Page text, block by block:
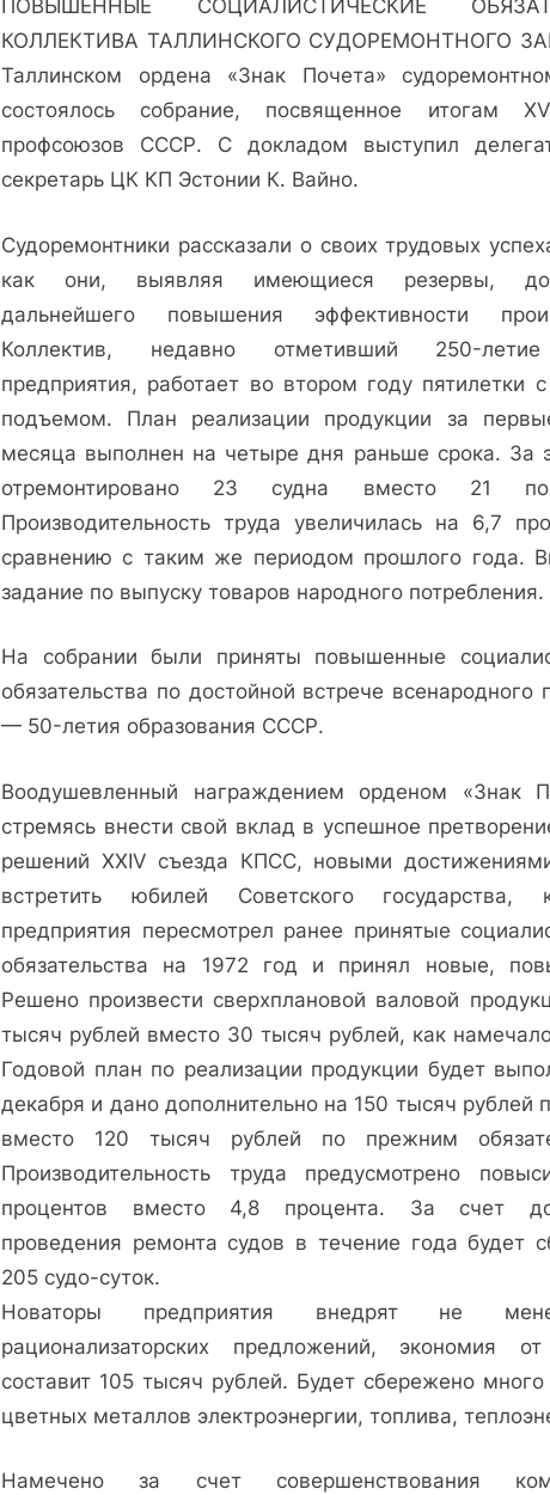
50-
летию
образования
достойную
ПОВЫШЕННЫЕ СОЦИАЛИСТИЧЕСКИЕ
КОЛЛЕКТИВА ТАЛЛИНСКОГО СУДОРЕМОНТНОГО
Таллинском ордена «Знак Почета»
состоялось собрание, посвященное итогам
профсоюзов СССР. С докладом выступил
секретарь ЦК КП Эстонии К. Вайно.
Судоремонтники рассказали о своих трудовых
как они, выявляя имеющиеся резервы,
дальнейшего повышения эффективности
Коллектив, недавно отметивший 250-
предприятия, работает во втором году пятилетки
подъемом. План реализации продукции за
месяца выполнен на четыре дня раньше срока. За
отремонтировано 23 судна вместо 21
Производительность труда увеличилась на 6,7
сравнению с таким же периодом прошлого года.
задание по выпуску товаров народного потребления.
На собрании были приняты повышенные
обязательства по достойной встрече всенародного
— 50-летия образования СССР.
Воодушевленный награждением орденом «Знак
стремясь внести свой вклад в успешное
решений XXIV съезда КПСС, новыми
встретить юбилей Советского государства,
предприятия пересмотрел ранее принятые
обязательства на 1972 год и принял новые,
Решено произвести сверхплановой валовой
тысяч рублей вместо 30 тысяч рублей, как
Годовой план по реализации продукции будет
декабря и дано дополнительно на 150 тысяч рублей
вместо 120 тысяч рублей по прежним
Производительность труда предусмотрено
процентов вместо 4,8 процента. За счет
проведения ремонта судов в течение года будет
205 судо-суток.
Новаторы предприятия внедрят не
рационализаторских предложений, экономия
составит 105 тысяч рублей. Будет сбережено
цветных металлов электроэнергии, топлива,
Намечено за счет совершенствования